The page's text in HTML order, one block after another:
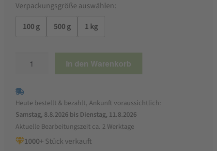
Verpackungsgröße auswählen:
100 g
500 g 1 kg
Kamillenblüten
für
Hühner
und
Wachteln
Menge
In den Warenkorb
Heute bestellt & bezahlt, Ankunft voraussichtlich:
Samstag, 8.8.2026 bis Dienstag, 11.8.2026
Aktuelle Bearbeitungszeit ca. 2 Werktage
1000+Stück verkauft